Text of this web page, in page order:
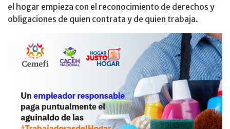
el hogar empieza con el reconocimiento de derechos y
obligaciones de quien contrata y de quien trabaja.